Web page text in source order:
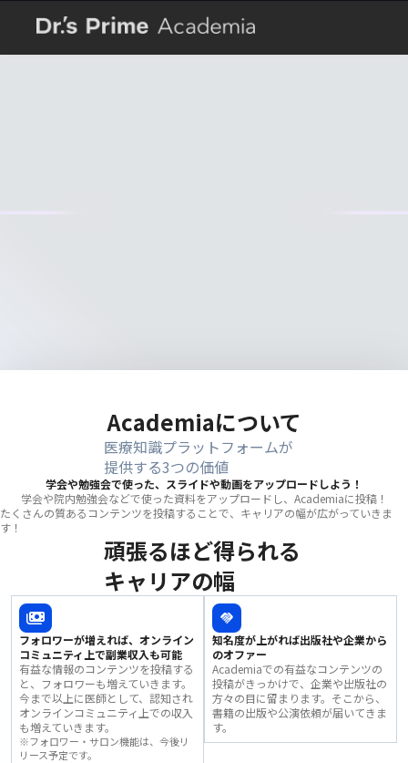
Academiaについて
医療知識プラットフォームが
提供する3つの価値
学会や勉強会で使った、スライドや動画をアップロードしよう！
学会や院内勉強会などで使った資料をアップロードし、Academiaに投稿！
たくさんの質あるコンテンツを投稿することで、キャリアの幅が広がっていきま
す！
頑張るほど得られる
キャリアの幅
フォロワーが増えれば、オンライン
コミュニティ上で副業収入も可能
有益な情報のコンテンツを投稿する
と、フォロワーも増えていきます。
今まで以上に医師として、認知され
オンラインコミュニティ上での収入
も増えていきます。
※フォロワー・サロン機能は、今後リ
リース予定です。
知名度が上がれば出版社や企業から
のオファー
Academiaでの有益なコンテンツの
投稿がきっかけで、企業や出版社の
方々の目に留まります。そこから、
書籍の出版や公演依頼が届いてきま
す。